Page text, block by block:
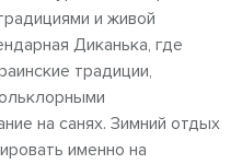
и живой
Диканька, где
традиции,
на санях. Зимний отдых
именно на